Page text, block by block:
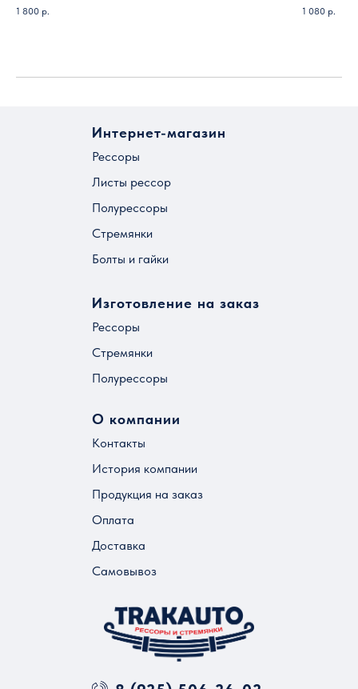
1 800 р. 1 080 р.
Интернет-магазин
Рессоры
Листы рессор
Полурессоры
Стремянки
Болты и гайки
Изготовление на заказ
Рессоры
Стремянки
Полурессоры
О компании
Контакты
История компании
Продукция на заказ
Оплата
Доставка
Самовывоз